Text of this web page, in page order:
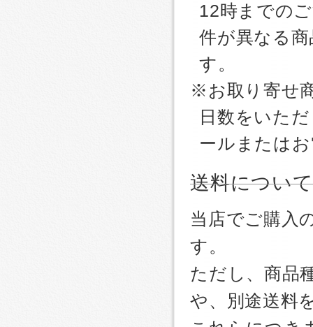
12時までの
件が異なる
す。
※お取り寄せ
日数をいた
ールまたは
送料について
当店でご購入
す。
ただし、商品
や、別途送料